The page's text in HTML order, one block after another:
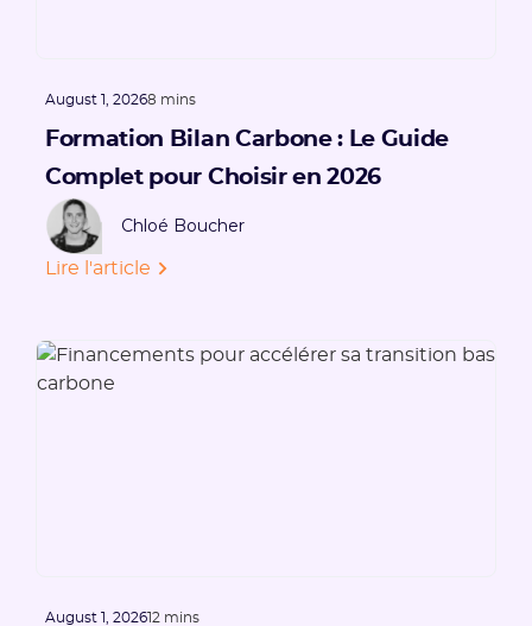
August 1, 20268 mins
Formation Bilan Carbone : Le Guide
Complet pour Choisir en 2026
Chloé Boucher
Lire l'article
August 1, 202612 mins